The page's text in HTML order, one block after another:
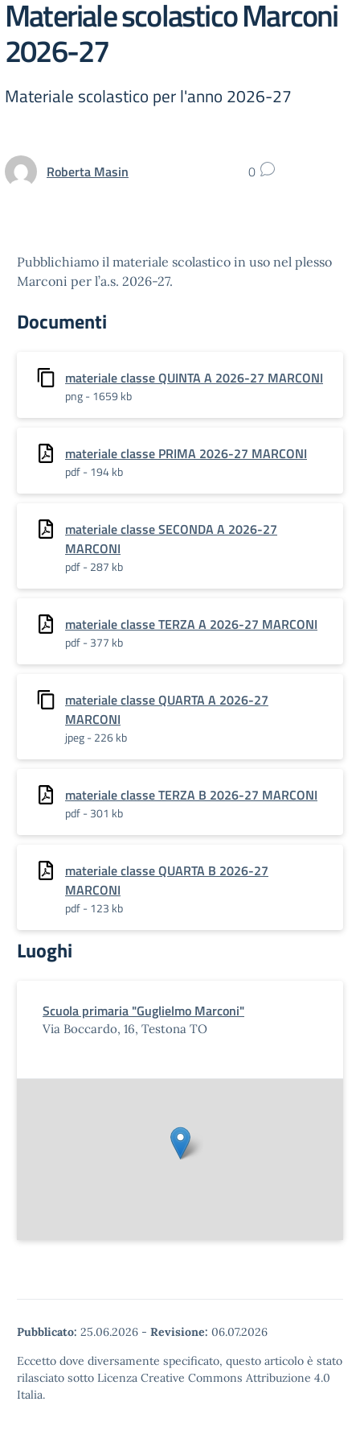
Materiale scolastico Marconi
2026-27
Materiale scolastico per l'anno 2026-27
Roberta Masin 0
Pubblichiamo il materiale scolastico in uso nel plesso
Marconi per l’a.s. 2026-27.
Documenti
materiale classe QUINTA A 2026-27 MARCONI
png - 1659 kb
materiale classe PRIMA 2026-27 MARCONI
pdf - 194 kb
materiale classe SECONDA A 2026-27
MARCONI
pdf - 287 kb
materiale classe TERZA A 2026-27 MARCONI
pdf - 377 kb
materiale classe QUARTA A 2026-27
MARCONI
jpeg - 226 kb
materiale classe TERZA B 2026-27 MARCONI
pdf - 301 kb
materiale classe QUARTA B 2026-27
MARCONI
pdf - 123 kb
Luoghi
Scuola primaria "Guglielmo Marconi"
Via Boccardo, 16, Testona TO
Pubblicato: 25.06.2026 - Revisione: 06.07.2026
Eccetto dove diversamente specificato, questo articolo è stato
rilasciato sotto Licenza Creative Commons Attribuzione 4.0
Italia.